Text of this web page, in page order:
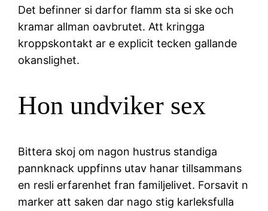
Det befinner si darfor flamm sta si ske och
kramar allman oavbrutet. Att kringga
kroppskontakt ar e explicit tecken gallande
okanslighet.
Hon undviker sex
Bittera skoj om nagon hustrus standiga
pannknack uppfinns utav hanar tillsammans
en resli erfarenhet fran familjelivet. Forsavit n
marker att saken dar nago stig karleksfulla